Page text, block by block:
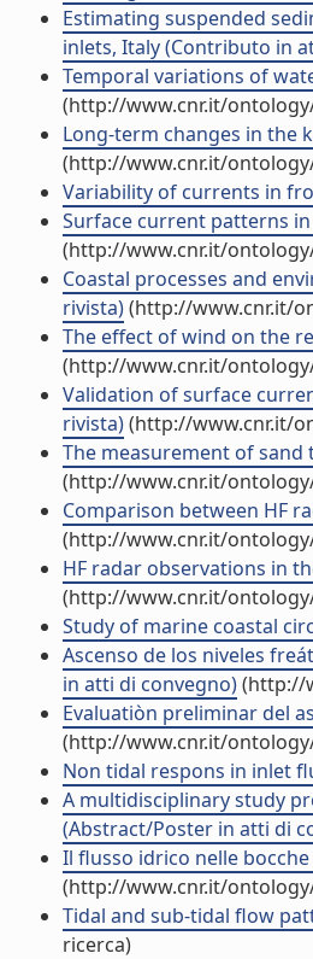
Estimating suspended
inlets, Italy (Contributo in
Temporal variations of
(http://www.cnr.it/
Long-term changes in the
(http://www.cnr.it/
Variability of currents in
Surface current patterns
(http://www.cnr.it/
Coastal processes and
rivista)(http://www.cnr.it/
The effect of wind on the
(http://www.cnr.it/
Validation of surface
rivista)(http://www.cnr.it/
The measurement of
(http://www.cnr.it/
Comparison between HF
(http://www.cnr.it/
HF radar observations in
(http://www.cnr.it/
Study of marine coastal
Ascenso de los niveles
in atti di convegno)(http://
Evaluatiòn preliminar del
(http://www.cnr.it/
Non tidal respons in inlet
A multidisciplinary study
(Abstract/Poster in atti di
Il flusso idrico nelle
(http://www.cnr.it/
Tidal and sub-tidal flow
ricerca)